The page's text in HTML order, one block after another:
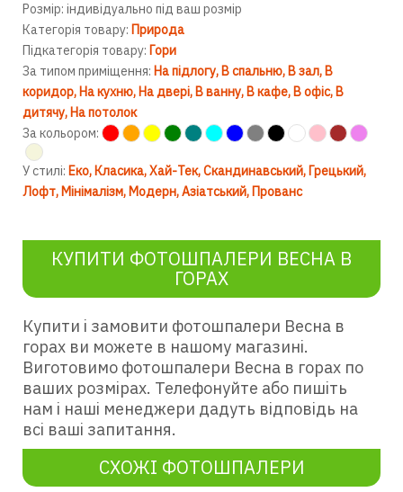
Розмір: індивідуально під ваш розмір
Категорія товару: Природа
Підкатегорія товару: Гори
За типом приміщення: На підлогу В спальню В зал В
коридор На кухню На двері В ванну В кафе В офіс В
дитячу На потолок
За кольором:
У стилі: Еко Класика Хай-Тек Скандинавський Грецький
Лофт Мінімалізм Модерн Азіатський Прованс
КУПИТИ ФОТОШПАЛЕРИ ВЕСНА В
ГОРАХ
Купити і замовити фотошпалери Весна в
горах ви можете в нашому магазині.
Виготовимо фотошпалери Весна в горах по
ваших розмірах. Телефонуйте або пишіть
нам і наші менеджери дадуть відповідь на
всі ваші запитання.
СХОЖІ ФОТОШПАЛЕРИ